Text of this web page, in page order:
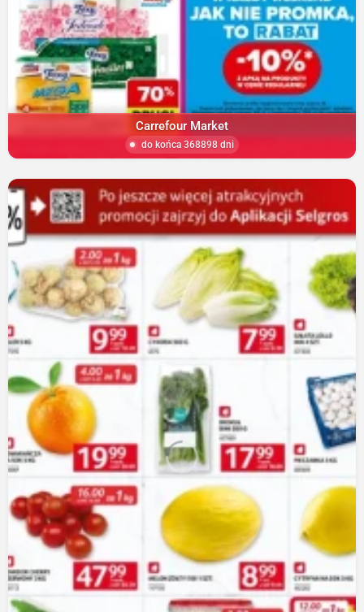
Carrefour Market
do końca 368898 dni